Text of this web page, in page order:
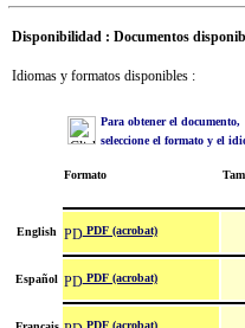
Disponibilidad : Documentos
Idiomas y formatos disponibles :
Para obtener el documento,
seleccione el formato y el
Formato
English PDF (acrobat)
Español PDF (acrobat)
PDF (acrobat)